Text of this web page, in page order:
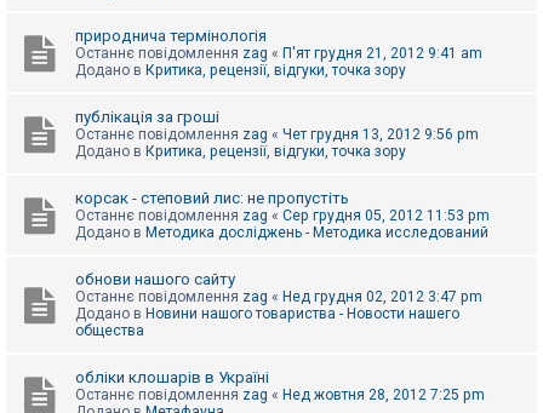
природнича термінологія
Останнє повідомлення zag « П'ят грудня 21, 2012 9:41 am
Додано в Критика, рецензії, відгуки, точка зору
публікація за гроші
Останнє повідомлення zag « Чет грудня 13, 2012 9:56 pm
Додано в Критика, рецензії, відгуки, точка зору
корсак - степовий лис: не пропустіть
Останнє повідомлення zag « Сер грудня 05, 2012 11:53 pm
Додано в Методика досліджень - Методика исследований
обнови нашого сайту
Останнє повідомлення zag « Нед грудня 02, 2012 3:47 pm
Додано в Новини нашого товариства - Новости нашего
общества
обліки клошарів в Україні
Останнє повідомлення zag « Нед жовтня 28, 2012 7:25 pm